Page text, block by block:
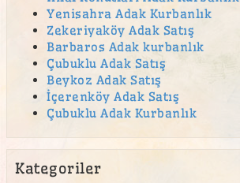
Yenisahra Adak Kurbanlık
Zekeriyaköy Adak Satış
Barbaros Adak kurbanlık
Çubuklu Adak Satış
Beykoz Adak Satış
İçerenköy Adak Satış
Çubuklu Adak Kurbanlık
Kategoriler